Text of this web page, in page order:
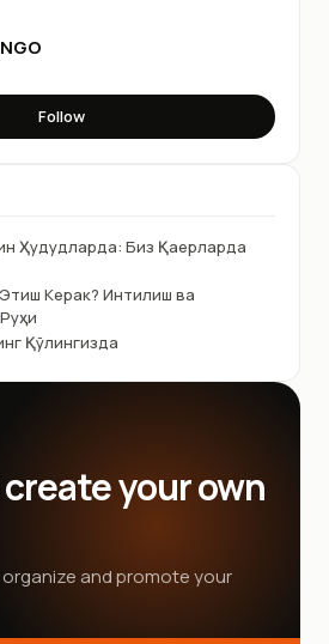
Follow
Ҳудудларда: Биз Қаерларда
Керак? Интилиш ва
Қўлингизда
your own
and promote your